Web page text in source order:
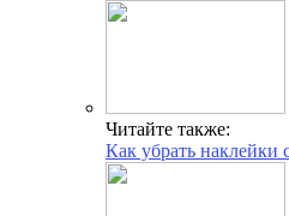
Читайте также:
Как убрать наклейки